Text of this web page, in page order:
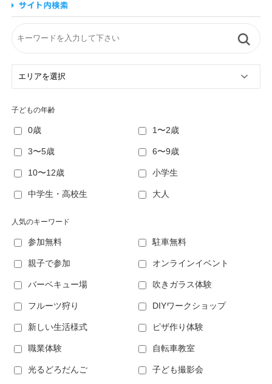
子どもの年齢
0歳 1〜2歳
3〜5歳 6〜9歳
10〜12歳 小学生
中学生・高校生 大人
人気のキーワード
参加無料 駐車無料
親子で参加 オンラインイベント
バーベキュー場 吹きガラス体験
フルーツ狩り DIYワークショップ
新しい生活様式 ピザ作り体験
職業体験 自転車教室
光るどろだんご 子ども撮影会